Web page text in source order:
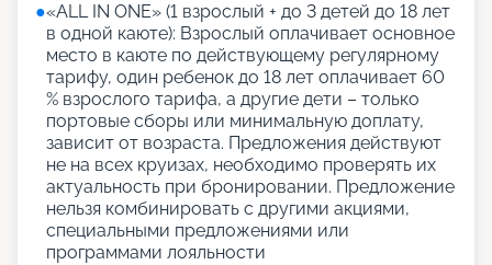
●«АLL IN ONE» (1 взрослый + до 3 детей до 18 лет
в одной каюте): Взрослый оплачивает основное
место в каюте по действующему регулярному
тарифу, один ребенок до 18 лет оплачивает 60
% взрослого тарифа, а другие дети – только
портовые сборы или минимальную доплату,
зависит от возраста. Предложения действуют
не на всех круизах, необходимо проверять их
актуальность при бронировании. Предложение
нельзя комбинировать с другими акциями,
специальными предложениями или
программами лояльности